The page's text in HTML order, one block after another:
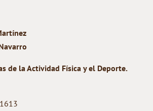
de la Actividad Física y el Deporte.